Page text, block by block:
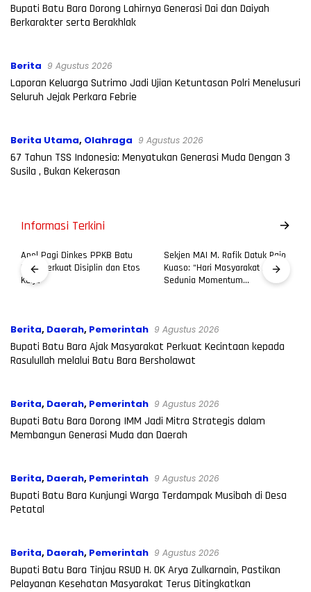
Bupati Batu Bara Dorong Lahirnya Generasi Dai dan Daiyah
Berkarakter serta Berakhlak
Berita 9 Agustus 2026
Laporan Keluarga Sutrimo Jadi Ujian Ketuntasan Polri Menelusuri
Seluruh Jejak Perkara Febrie
Berita Utama, Olahraga 9 Agustus 2026
67 Tahun TSS Indonesia: Menyatukan Generasi Muda Dengan 3
Susila , Bukan Kekerasan
Informasi Terkini
Apel Pagi Dinkes PPKB Batu
Bara Perkuat Disiplin dan Etos
Kerja
Sekjen MAI M. Rafik Datuk Rajo
Kuaso: “Hari Masyarakat Adat
Sedunia Momentum
Berita, Daerah, Pemerintah 9 Agustus 2026
Bupati Batu Bara Ajak Masyarakat Perkuat Kecintaan kepada
Rasulullah melalui Batu Bara Bersholawat
Berita, Daerah, Pemerintah 9 Agustus 2026
Bupati Batu Bara Dorong IMM Jadi Mitra Strategis dalam
Membangun Generasi Muda dan Daerah
Berita, Daerah, Pemerintah 9 Agustus 2026
Bupati Batu Bara Kunjungi Warga Terdampak Musibah di Desa
Petatal
Berita, Daerah, Pemerintah 9 Agustus 2026
Bupati Batu Bara Tinjau RSUD H. OK Arya Zulkarnain, Pastikan
Pelayanan Kesehatan Masyarakat Terus Ditingkatkan